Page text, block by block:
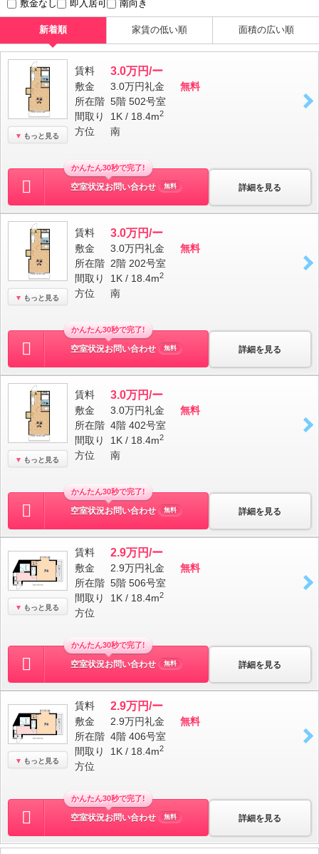
敷金なし 即入居可 南向き
新着順 家賃の低い順 面積の広い順
もっと見る
賃料 3.0万円/ー
敷金 3.0万円礼金
無料
所在階 5階 502号室
間取り
1K / 18.4m2
方位 南
詳細を見る
かんたん30秒で完了!
空室状況お問い合わせ 無料
もっと見る
賃料 3.0万円/ー
敷金 3.0万円礼金
無料
所在階 2階 202号室
間取り
1K / 18.4m2
方位 南
詳細を見る
かんたん30秒で完了!
空室状況お問い合わせ 無料
もっと見る
賃料 3.0万円/ー
敷金 3.0万円礼金
無料
所在階 4階 402号室
間取り
1K / 18.4m2
方位 南
詳細を見る
かんたん30秒で完了!
空室状況お問い合わせ 無料
もっと見る
賃料 2.9万円/ー
敷金 2.9万円礼金
無料
所在階 5階 506号室
間取り
1K / 18.4m2
方位
詳細を見る
かんたん30秒で完了!
空室状況お問い合わせ 無料
もっと見る
賃料 2.9万円/ー
敷金 2.9万円礼金
無料
所在階 4階 406号室
間取り
1K / 18.4m2
方位
詳細を見る
かんたん30秒で完了!
空室状況お問い合わせ 無料